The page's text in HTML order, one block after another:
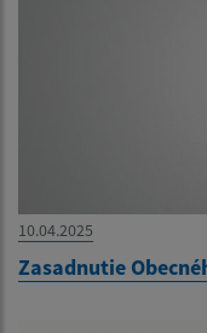
10.04.2025
Zasadnutie